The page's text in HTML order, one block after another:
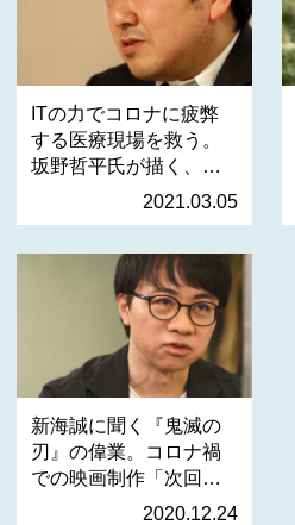
ITの力でコロナに疲弊
する医療現場を救う。
坂野哲平氏が描く、日
2021.03.05
新海誠に聞く『鬼滅の
刃』の偉業。コロナ禍
での映画制作「次回作
2020.12.24